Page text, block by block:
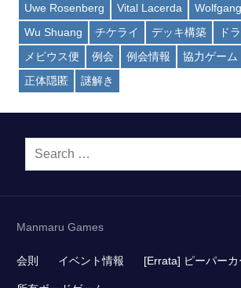
Uwe Rosenberg
Vital Lacerda
Wu Shuang
チケライ デッキ構築 ド
メビウス便
例会 例会情報 協力ゲーム
正体隠匿
謎解き
Search
Manmaru Games
会則 イベント情報 [Errata] ピーパーカ